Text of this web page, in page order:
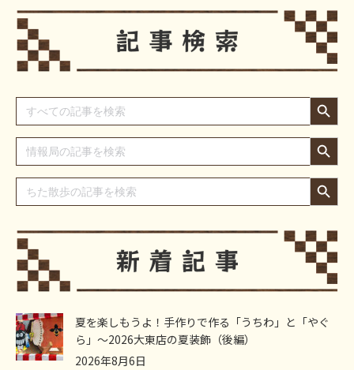
Search
for:
Search Button
Search
for:
Search Button
Search
for:
Search Button
夏を楽しもうよ！手作りで作る「うちわ」と「やぐ
ら」～2026大東店の夏装飾（後編）
2026年8月6日